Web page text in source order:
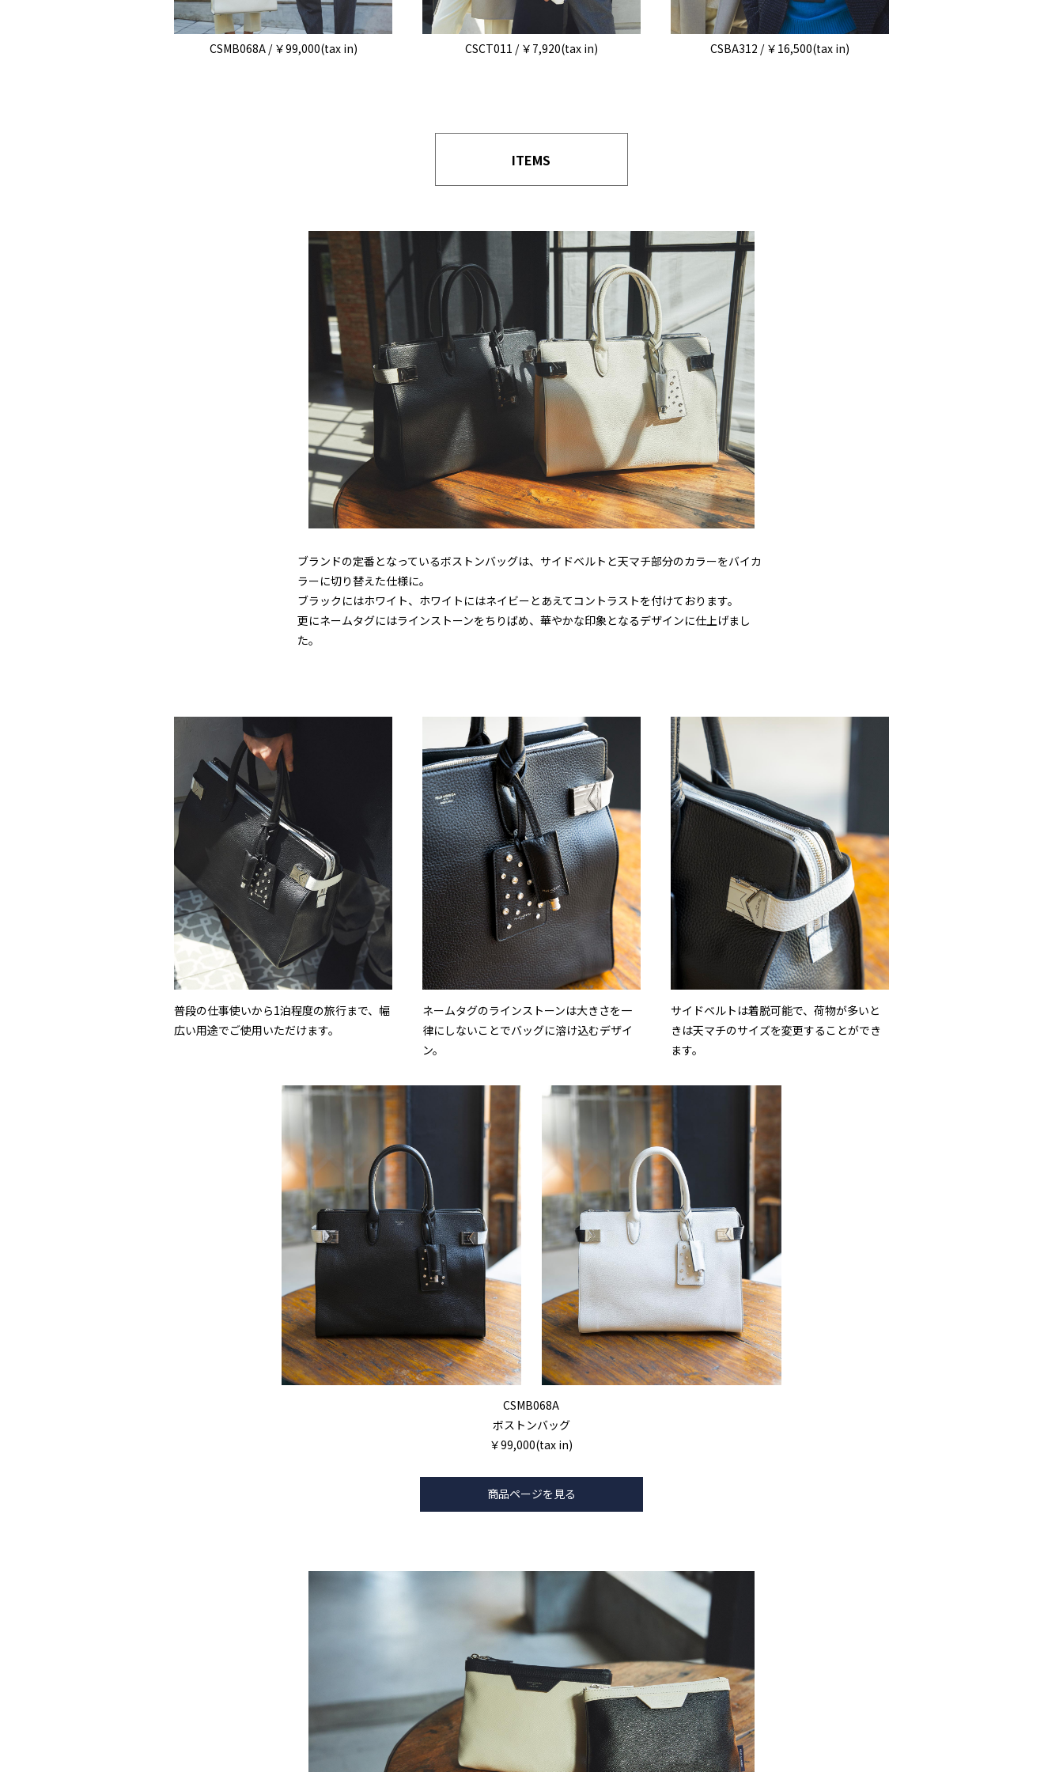
CSMB068A / ￥99,000(tax in) CSCT011 / ￥7,920(tax in) CSBA312 / ￥16,500(tax in)
ITEMS
ブランドの定番となっているボストンバッグは、サイドベルトと天マチ部分のカラーをバイカ
ラーに切り替えた仕様に。
ブラックにはホワイト、ホワイトにはネイビーとあえてコントラストを付けております。
更にネームタグにはラインストーンをちりばめ、華やかな印象となるデザインに仕上げまし
た。
普段の仕事使いから1泊程度の旅行まで、幅
広い用途でご使用いただけます。
ネームタグのラインストーンは大きさを一
律にしないことでバッグに溶け込むデザイ
ン。
サイドベルトは着脱可能で、荷物が多いと
きは天マチのサイズを変更することができ
ます。
CSMB068A
ボストンバッグ
￥99,000(tax in)
商品ページを見る